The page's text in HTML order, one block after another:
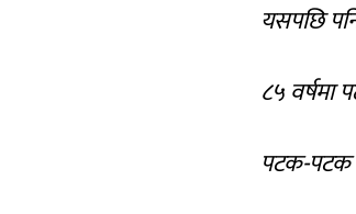
यसपछि
८५ वर्षमा
पटक-पटक